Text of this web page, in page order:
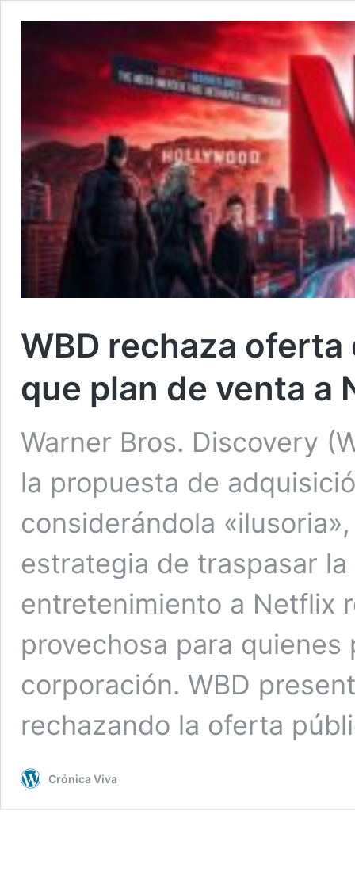
WBD rechaza
que plan de venta a
Warner Bros. Discovery
la propuesta de
considerándola
estrategia de traspasar
entretenimiento a Netflix
provechosa para
corporación. WBD
rechazando la oferta
Crónica Viva